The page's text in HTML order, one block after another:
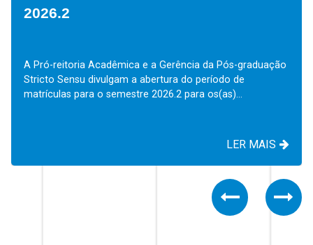
2026.2
A Pró-reitoria Acadêmica e a Gerência da Pós-graduação
Stricto Sensu divulgam a abertura do período de
matrículas para o semestre 2026.2 para os(as)...
LER MAIS
Previous